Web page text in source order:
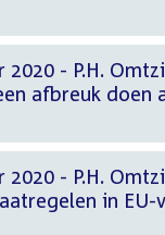
- P.H.
afbreuk doen
- P.H.
in EU-